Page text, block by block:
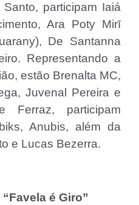
participam Iaiá
Ara Poty Mirī
De Santanna
Representando a
estão Brenalta MC,
Juvenal Pereira e
Ferraz, participam
Anubis, além da
e Lucas Bezerra.
é Giro”